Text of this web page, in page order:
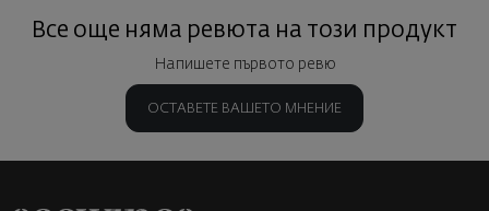
Все още няма ревюта на този продукт
Напишете първото ревю
ОСТАВЕТЕ ВАШЕТО МНЕНИЕ